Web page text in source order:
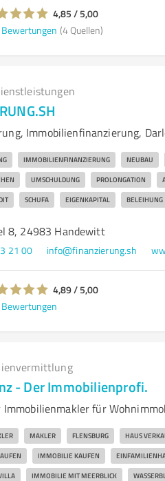
4,85 / 5,00
Bewertungen (4 Quellen)
Immobilienfinanzierung,
IMMOBILIENFINANZIERUNG NEUBAU
UMSCHULDUNG PROLONGATION
SCHUFA EIGENKAPITAL BELEIHUNG
8, 24983 Handewitt
21 00 info@finanzierung.sh
4,89 / 5,00
Bewertungen
- Der Immobilienprofi.
für
MAKLER FLENSBURG HAUS
IMMOBILIE KAUFEN
IMMOBILIE MIT MEERBLICK